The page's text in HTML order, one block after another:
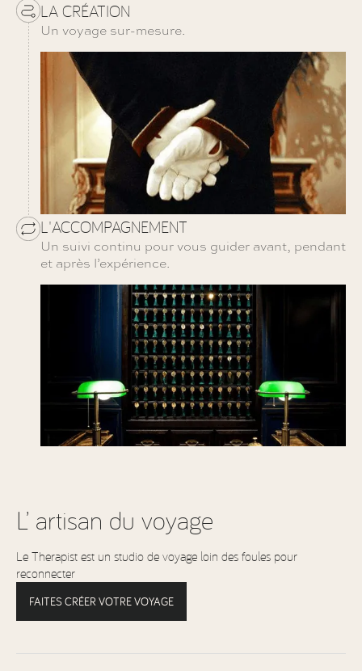
LA CRÉATION
Un voyage sur-mesure.
L'ACCOMPAGNEMENT
Un suivi continu pour vous guider avant, pendant
et après l’expérience.
L’ artisan du voyage
Le Therapist est un studio de voyage loin des foules pour
reconnecter
FAITES CRÉER VOTRE VOYAGE